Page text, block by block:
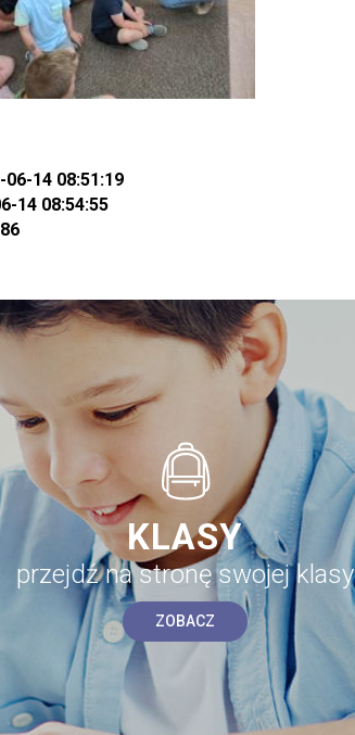
06-14 08:51:19
14 08:54:55
KLASY
przejdź na stronę swojej klasy
ZOBACZ